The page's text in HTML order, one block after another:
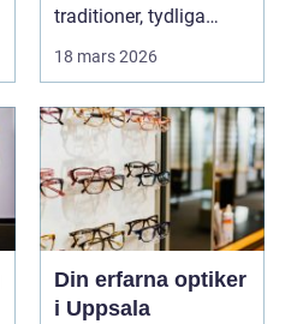
traditioner, tydliga
smaker och ...
18 mars 2026
Din erfarna optiker
i Uppsala